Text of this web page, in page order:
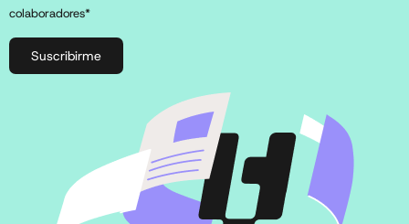
colaboradores*
Suscribirme